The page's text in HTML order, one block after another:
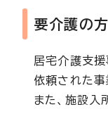
要介護の
居宅介護支援
依頼された事
また、施設入